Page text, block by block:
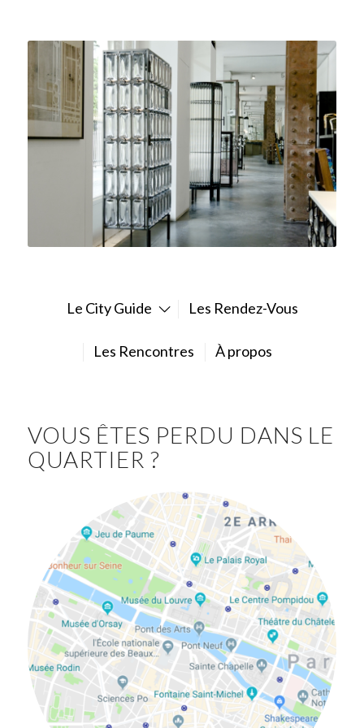
Le City Guide Les Rendez-Vous
Les Rencontres À propos
VOUS ÊTES PERDU DANS LE
QUARTIER ?